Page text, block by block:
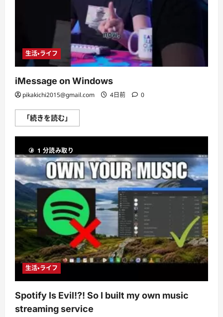
生活・ライフ
iMessage on Windows
pikakichi2015@gmail.com 4日前 0
「続きを読む」
on
に
い
て
さ
ら
に
読
む
1 分読み取り
生活・ライフ
Spotify Is Evil!?! So I built my own music
streaming service